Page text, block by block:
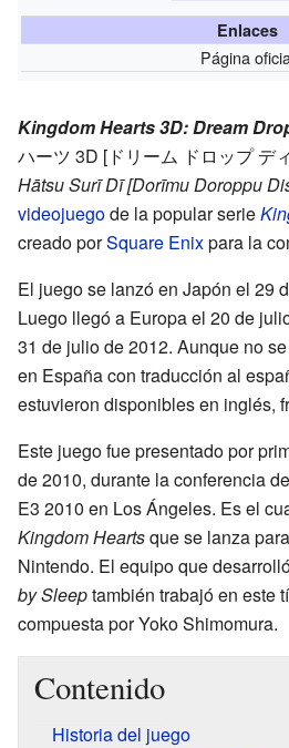
Enlaces
Página
Kingdom Hearts 3D: Dream
ハーツ 3D [ドリーム ドロップ デ
Hātsu Surī Dī [Dorīmu Doroppu
videojuegode la popular serie
creado porSquare Enixpara la
El juego se lanzó en Japón el 29
Luego llegó a Europa el 20 de
31 de julio de 2012. Aunque no
en España con traducción al
estuvieron disponibles en inglés,
Este juego fue presentado por
de 2010, durante la conferencia
E3 2010 en Los Ángeles. Es el
Kingdom Heartsque se lanza
Nintendo. El equipo que
by Sleeptambién trabajó en este
compuesta por Yoko Shimomura.
Contenido
Historia del juego